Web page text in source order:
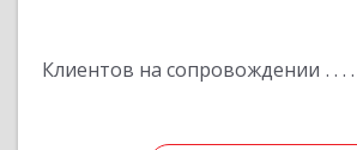
Клиентов на сопровождении